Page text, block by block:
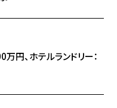
円、ホテルランドリー：